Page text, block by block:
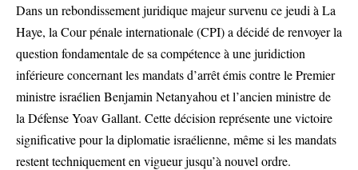
Dans un rebondissement juridique majeur survenu ce jeudi à La
Haye, la Cour pénale internationale (CPI) a décidé de renvoyer la
question fondamentale de sa compétence à une juridiction
inférieure concernant les mandats d’arrêt émis contre le Premier
ministre israélien Benjamin Netanyahou et l’ancien ministre de
la Défense Yoav Gallant. Cette décision représente une victoire
significative pour la diplomatie israélienne, même si les mandats
restent techniquement en vigueur jusqu’à nouvel ordre.